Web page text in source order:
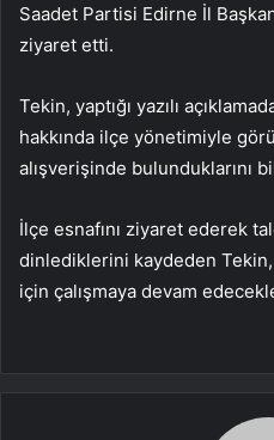
Saadet Partisi Edirne İl
ziyaret etti.
Tekin, yaptığı yazılı
hakkında ilçe yönetimiyle
alışverişinde bulunduklarını
İlçe esnafını ziyaret ederek
dinlediklerini kaydeden
için çalışmaya devam